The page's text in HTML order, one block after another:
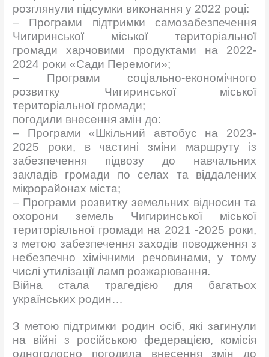
розглянули підсумки виконання у 2022 році:
– Програми підтримки самозабезпечення
Чигиринської міської територіальної
громади харчовими продуктами на 2022-
2024 роки «Сади Перемоги»;
– Програми соціально-економічного
розвитку Чигиринської міської
територіальної громади;
погодили внесення змін до:
– Програми «Шкільний автобус на 2023-
2025 роки, в частині зміни маршруту із
забезпечення підвозу до навчальних
закладів громади по селах та віддалених
мікрорайонах міста;
– Програми розвитку земельних відносин та
охорони земель Чигиринської міської
територіальної громади на 2021 -2025 роки,
з метою забезпечення заходів поводження з
небезпечно хімічними речовинами, у тому
числі утилізації ламп розжарювання.
Війна стала трагедією для багатьох
українських родин…
З метою підтримки родин осіб, які загинули
на війні з російською федерацією, комісія
одноголосно погодила внесення змін до